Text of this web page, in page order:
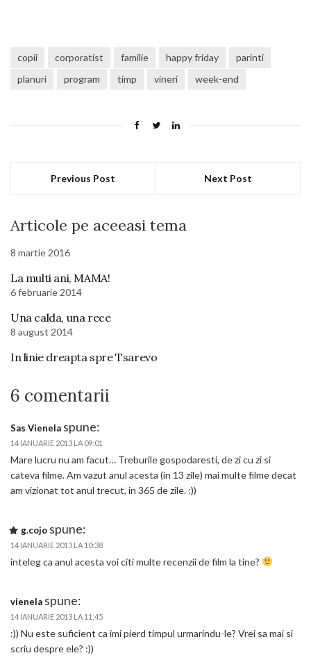
copii corporatist familie happy friday
parinti
planuri
program timp vineri week-end
Previous Post Next Post
Articole pe aceeasi tema
8 martie 2016
La multi ani, MAMA!
6 februarie 2014
Una calda, una rece
8 august 2014
In linie dreapta spre Tsarevo
6 comentarii
Sas Vienela spune:
14 IANUARIE 2013 LA 09:01
Mare lucru nu am facut… Treburile gospodaresti, de zi cu zi si
cateva filme. Am vazut anul acesta (in 13 zile) mai multe filme decat
am vizionat tot anul trecut, in 365 de zile. :))
g.cojo spune:
14 IANUARIE 2013 LA 10:38
inteleg ca anul acesta voi citi multe recenzii de film la tine?
vienela spune:
14 IANUARIE 2013 LA 11:45
:)) Nu este suficient ca imi pierd timpul urmarindu-le? Vrei sa mai si
scriu despre ele? :))